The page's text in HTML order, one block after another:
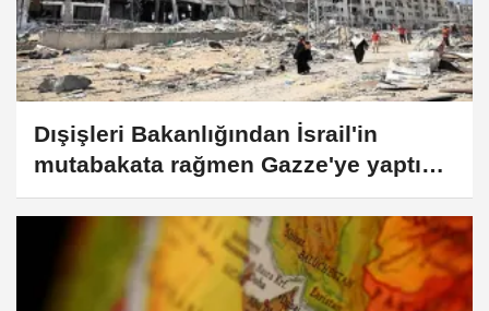
Dışişleri Bakanlığından İsrail'in
mutabakata rağmen Gazze'ye yaptığı
saldırılara tepki: